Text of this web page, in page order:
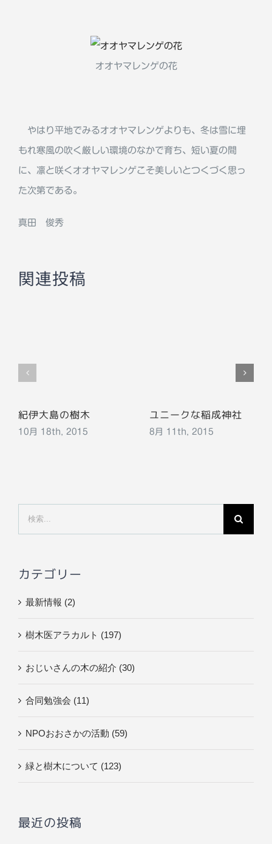
オオヤマレンゲの花
やはり平地でみるオオヤマレンゲよりも、冬は雪に埋
もれ寒風の吹く厳しい環境のなかで育ち、短い夏の間
に、凛と咲くオオヤマレンゲこそ美しいとつくづく思っ
た次第である。
真田 俊秀
関連投稿
紀伊大島の樹木
10月 18th, 2015
ユニークな稲成神社
8月 11th, 2015
索
カテゴリー
最新情報 (2)
樹木医アラカルト (197)
おじいさんの木の紹介 (30)
合同勉強会 (11)
NPOおおさかの活動 (59)
緑と樹木について (123)
最近の投稿